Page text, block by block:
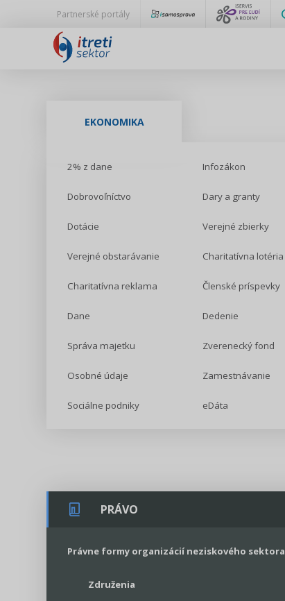
Partnerské portály
EKONOMIKA
2% z dane Infozákon
Dobrovoľníctvo Dary a granty
Dotácie Verejné zbierky
Verejné obstarávanie Charitatívna lotéria
Charitatívna reklama Členské príspevky
Dane Dedenie
Správa majetku Zverenecký fond
Osobné údaje Zamestnávanie
Sociálne podniky eDáta
PRÁVO
Právne formy organizácií neziskového sektora
Združenia